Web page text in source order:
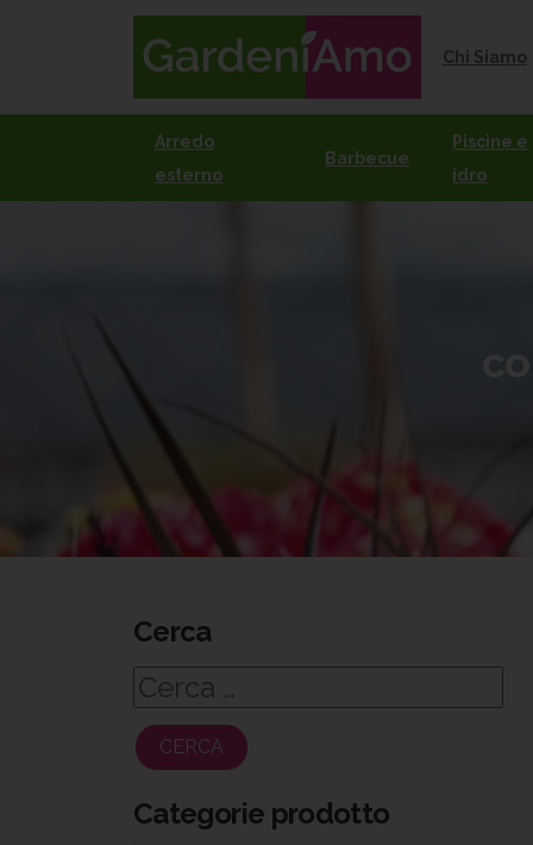
Chi Siamo
Arredo
esterno
Barbecue
Piscine e
idro
Cerca
Ricerca
per:
Categorie prodotto